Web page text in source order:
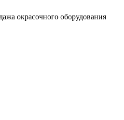
окрасочного оборудования